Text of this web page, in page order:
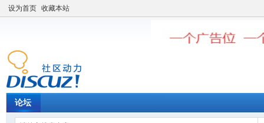
设为首页 收藏本站
论坛